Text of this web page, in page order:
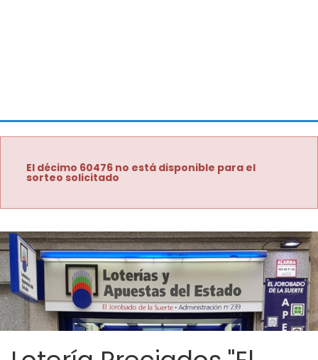
El décimo 60476 no está disponible para el
sorteo solicitado